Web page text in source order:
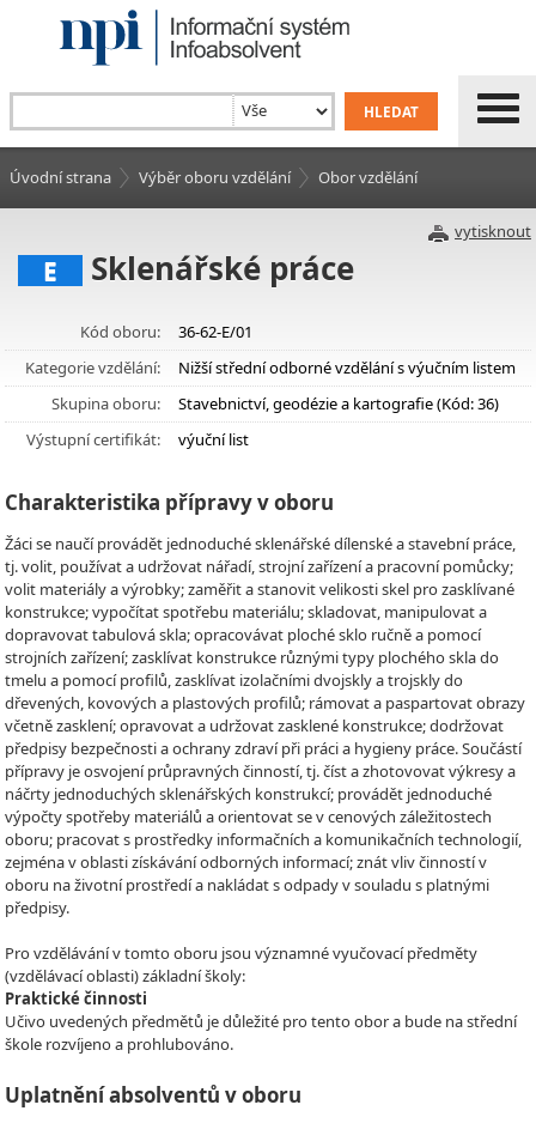
Úvodní strana Výběr oboru vzdělání Obor vzdělání
vytisknout
E Sklenářské práce
Kód oboru:
36-62-E/01
Kategorie vzdělání:
Nižší střední odborné vzdělání s výučním listem
Skupina oboru:
Stavebnictví, geodézie a kartografie (Kód: 36)
Výstupní certifikát:
výuční list
Charakteristika přípravy v oboru
Žáci se naučí provádět jednoduché sklenářské dílenské a stavební práce,
tj. volit, používat a udržovat nářadí, strojní zařízení a pracovní pomůcky;
volit materiály a výrobky; zaměřit a stanovit velikosti skel pro zasklívané
konstrukce; vypočítat spotřebu materiálu; skladovat, manipulovat a
dopravovat tabulová skla; opracovávat ploché sklo ručně a pomocí
strojních zařízení; zasklívat konstrukce různými typy plochého skla do
tmelu a pomocí profilů, zasklívat izolačními dvojskly a trojskly do
dřevených, kovových a plastových profilů; rámovat a paspartovat obrazy
včetně zasklení; opravovat a udržovat zasklené konstrukce; dodržovat
předpisy bezpečnosti a ochrany zdraví při práci a hygieny práce. Součástí
přípravy je osvojení průpravných činností, tj. číst a zhotovovat výkresy a
náčrty jednoduchých sklenářských konstrukcí; provádět jednoduché
výpočty spotřeby materiálů a orientovat se v cenových záležitostech
oboru; pracovat s prostředky informačních a komunikačních technologií,
zejména v oblasti získávání odborných informací; znát vliv činností v
oboru na životní prostředí a nakládat s odpady v souladu s platnými
předpisy.
Pro vzdělávání v tomto oboru jsou významné vyučovací předměty
(vzdělávací oblasti) základní školy:
Praktické činnosti
Učivo uvedených předmětů je důležité pro tento obor a bude na střední
škole rozvíjeno a prohlubováno.
Uplatnění absolventů v oboru